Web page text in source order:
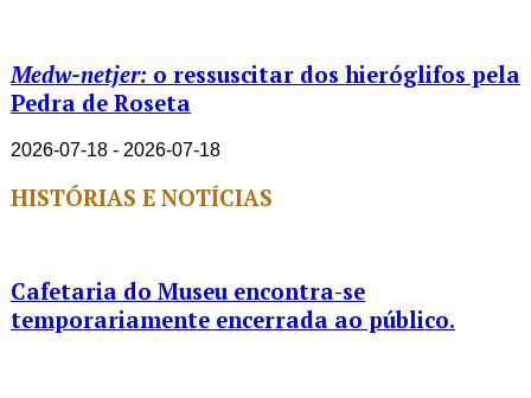
Medw-netjer: o ressuscitar dos hieróglifos pela
Pedra de Roseta
2026-07-18 - 2026-07-18
HISTÓRIAS E NOTÍCIAS
Cafetaria do Museu encontra-se
temporariamente encerrada ao público.